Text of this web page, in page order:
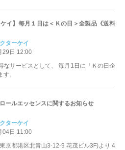
ケイ】毎月１日は＜Ｋの日＞全製品《送料
ターケイ
29日 12:00
なサービスとして、 毎月1日に「Ｋの日企
。
ールエッセンスに関するお知らせ
ターケイ
04日 11:00
京都港区北青山3-12-9 花茂ビル3F)より 4